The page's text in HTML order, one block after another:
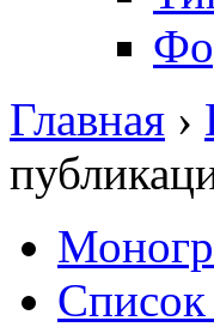
Главная ›
Список